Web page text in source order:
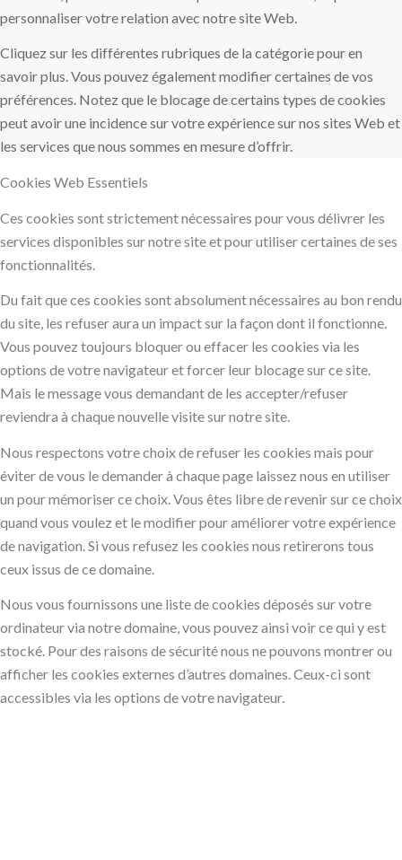
personnaliser votre relation avec notre site Web.
Cliquez sur les différentes rubriques de la catégorie pour en
savoir plus. Vous pouvez également modifier certaines de vos
préférences. Notez que le blocage de certains types de cookies
peut avoir une incidence sur votre expérience sur nos sites Web et
les services que nous sommes en mesure d’offrir.
Cookies Web Essentiels
Ces cookies sont strictement nécessaires pour vous délivrer les
services disponibles sur notre site et pour utiliser certaines de ses
fonctionnalités.
Du fait que ces cookies sont absolument nécessaires au bon rendu
du site, les refuser aura un impact sur la façon dont il fonctionne.
Vous pouvez toujours bloquer ou effacer les cookies via les
options de votre navigateur et forcer leur blocage sur ce site.
Mais le message vous demandant de les accepter/refuser
reviendra à chaque nouvelle visite sur notre site.
Nous respectons votre choix de refuser les cookies mais pour
éviter de vous le demander à chaque page laissez nous en utiliser
un pour mémoriser ce choix. Vous êtes libre de revenir sur ce choix
quand vous voulez et le modifier pour améliorer votre expérience
de navigation. Si vous refusez les cookies nous retirerons tous
ceux issus de ce domaine.
Nous vous fournissons une liste de cookies déposés sur votre
ordinateur via notre domaine, vous pouvez ainsi voir ce qui y est
stocké. Pour des raisons de sécurité nous ne pouvons montrer ou
afficher les cookies externes d’autres domaines. Ceux-ci sont
accessibles via les options de votre navigateur.